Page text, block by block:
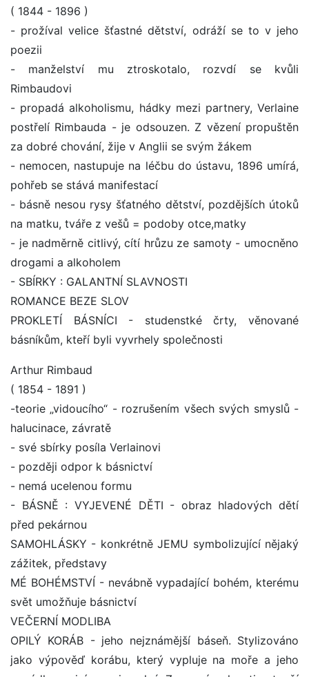
( 1844 - 1896 )
- prožíval velice šťastné dětství, odráží se to v jeho
poezii
- manželství mu ztroskotalo, rozvdí se kvůli
Rimbaudovi
- propadá alkoholismu, hádky mezi partnery, Verlaine
postřelí Rimbauda - je odsouzen. Z vězení propuštěn
za dobré chování, žije v Anglii se svým žákem
- nemocen, nastupuje na léčbu do ústavu, 1896 umírá,
pohřeb se stává manifestací
- básně nesou rysy šťatného dětství, pozdějších útoků
na matku, tváře z vešů = podoby otce,matky
- je nadměrně citlivý, cítí hrůzu ze samoty - umocněno
drogami a alkoholem
- SBÍRKY : GALANTNÍ SLAVNOSTI
ROMANCE BEZE SLOV
PROKLETÍ BÁSNÍCI - studenstké črty, věnované
básníkům, kteří byli vyvrhely společnosti
Arthur Rimbaud
( 1854 - 1891 )
-teorie „vidoucího“ - rozrušením všech svých smyslů -
halucinace, závratě
- své sbírky posíla Verlainovi
- později odpor k básnictví
- nemá ucelenou formu
- BÁSNĚ : VYJEVENÉ DĚTI - obraz hladových dětí
před pekárnou
SAMOHLÁSKY - konkrétně JEMU symbolizující nějaký
zážitek, představy
MÉ BOHÉMSTVÍ - nevábně vypadající bohém, kterému
svět umožňuje básnictví
VEČERNÍ MODLIBA
OPILÝ KORÁB - jeho nejznámější báseň. Stylizováno
jako výpověď korábu, který vypluje na moře a jeho